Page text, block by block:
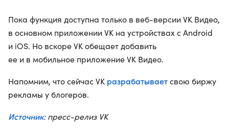
Пока функция доступна только в веб-версии VK Видео,
в основном приложении VK на устройствах с Android
и iOS. Но вскоре VK обещает добавить
ее и в мобильное приложение VK Видео.
Напомним, что сейчас VK разрабатываетсвою биржу
рекламы у блогеров.
Источник: пресс-релиз VK